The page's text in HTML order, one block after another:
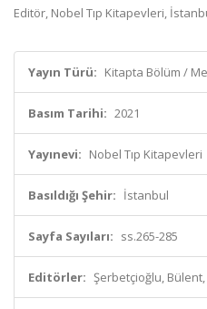
Editör, Nobel Tıp Kitapevleri,
Yayın Türü: Kitapta Bölüm /
Basım Tarihi: 2021
Yayınevi: Nobel Tıp Kitapevleri
Basıldığı Şehir: İstanbul
Sayfa Sayıları: ss.265-285
Editörler: Şerbetçioğlu,